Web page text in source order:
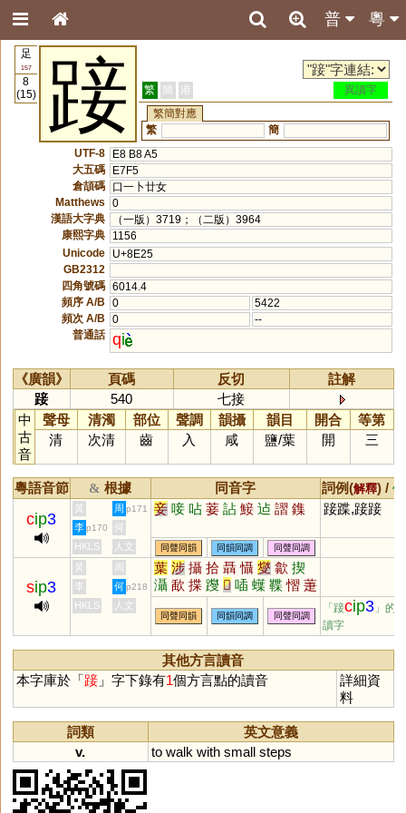
粵
普
足
157
8
(15)
踥 繁 簡 港
異讀字
繁簡對應
繁
簡
UTF-8
E8 B8 A5
大五碼
E7F5
倉頡碼
口一卜廿女
Matthews
0
漢語大字典
（一版）3719；（二版）3964
康熙字典
1156
Unicode
U+8E25
GB2312
四角號碼 6014.4
頻序 A/B
0
5422
頻次 A/B
0
--
普通話 qi
《廣韻》 頁碼 反切
註解
踥
540
七接
中
古
音
聲母 清濁 部位 聲調 韻攝 韻目 開合
等第
清
次清 齒 入 咸 鹽/葉 開 三
粵語音節 & 根據 同音字 詞例(解釋) /
cip3
黃 周 p171 妾 唼 呫 菨 詀 鯜 迠 謵 鏶 踥蹀,踥踥
李 p170
何
HKLS
人文 同聲同韻 同韻同調 同聲同調
sip3
黃 周 葉 涉 攝 拾 聶 懾 燮 歙 揳
灄 歃 揲 躞 𤏻 喢 蠂 鞢 慴 萐
李 何 p218
HKLS 人文
同聲同韻 同韻同調 同聲同調
「踥cip3 」的
讀字
其他方言讀音
本字庫於「踥」字下錄有1個方言點的讀音
詳細資
料
詞類
英文意義
v.
to walk with small steps